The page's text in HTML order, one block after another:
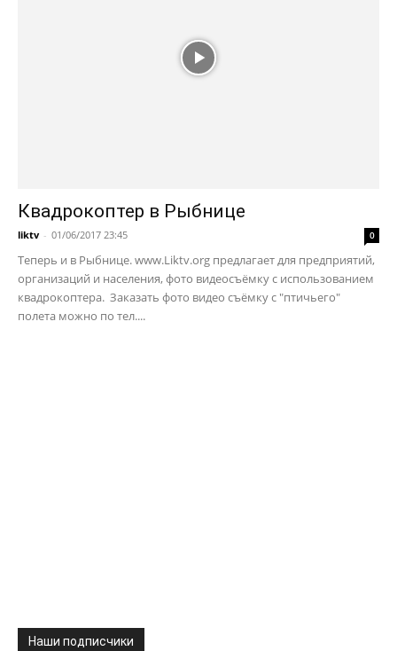
Квадрокоптер в Рыбнице
liktv - 01/06/2017 23:45 0
Теперь и в Рыбнице. www.Liktv.org предлагает для предприятий,
организаций и населения, фото видеосъёмку с использованием
квадрокоптера. Заказать фото видео съёмку с "птичьего"
полета можно по тел....
Наши подписчики